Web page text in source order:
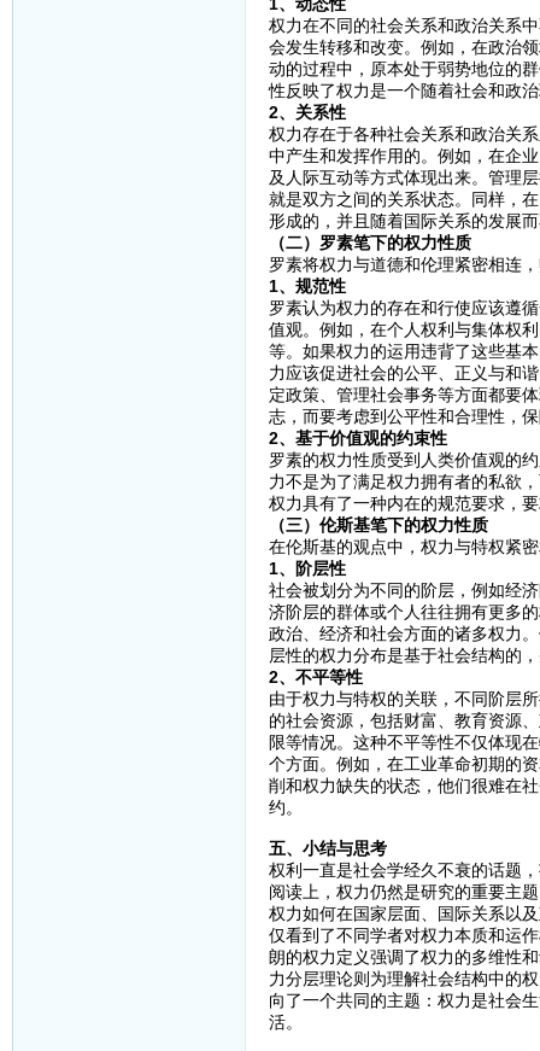
权力在不同的社会关系和政治关系
会发生转移和改变。例如，在政治
动的过程中，原本处于弱势地位的
性反映了权力是一个随着社会和政
2、关系性
权力存在于各种社会关系和政治关
中产生和发挥作用的。例如，在企
及人际互动等方式体现出来。管理
就是双方之间的关系状态。同样，
形成的，并且随着国际关系的发展
（二）罗素笔下的权力性质
罗素将权力与道德和伦理紧密相连
1、规范性
罗素认为权力的存在和行使应该遵
值观。例如，在个人权利与集体权
等。如果权力的运用违背了这些基
力应该促进社会的公平、正义与和
定政策、管理社会事务等方面都要
志，而要考虑到公平性和合理性，
2、基于价值观的约束性
罗素的权力性质受到人类价值观的
力不是为了满足权力拥有者的私欲
权力具有了一种内在的规范要求，
（三）伦斯基笔下的权力性质
在伦斯基的观点中，权力与特权紧
1、阶层性
社会被划分为不同的阶层，例如经
济阶层的群体或个人往往拥有更多
政治、经济和社会方面的诸多权力
层性的权力分布是基于社会结构的
2、不平等性
由于权力与特权的关联，不同阶层
的社会资源，包括财富、教育资源
限等情况。这种不平等性不仅体现
个方面。例如，在工业革命初期的
削和权力缺失的状态，他们很难在
约。
五、小结与思考
权利一直是社会学经久不衰的话题
阅读上，权力仍然是研究的重要主
权力如何在国家层面、国际关系以
仅看到了不同学者对权力本质和运
朗的权力定义强调了权力的多维性
力分层理论则为理解社会结构中的
向了一个共同的主题：权力是社会
活。